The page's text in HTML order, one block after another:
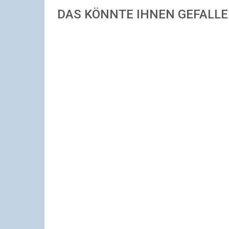
DAS KÖNNTE IHNEN